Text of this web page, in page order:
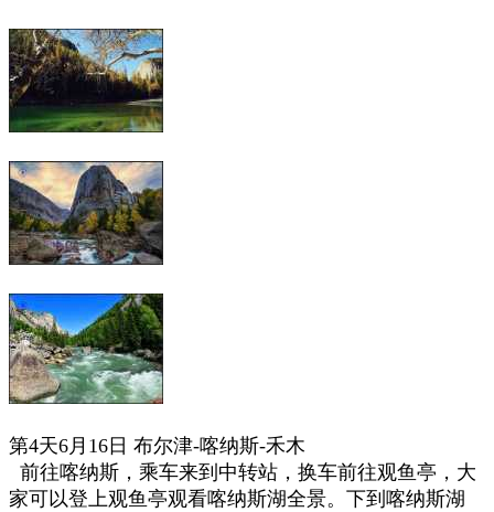
第4天6月16日 布尔津-喀纳斯-禾木
前往喀纳斯，乘车来到中转站，换车前往观鱼亭，大
家可以登上观鱼亭观看喀纳斯湖全景。下到喀纳斯湖